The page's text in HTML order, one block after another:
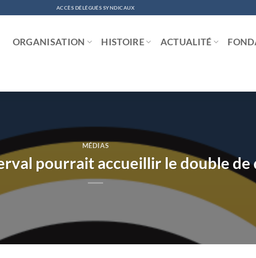
ACCÈS DÉLÉGUÉS SYNDICAUX
ORGANISATION HISTOIRE ACTUALITÉ
MÉDIAS
pourrait accueillir le double de